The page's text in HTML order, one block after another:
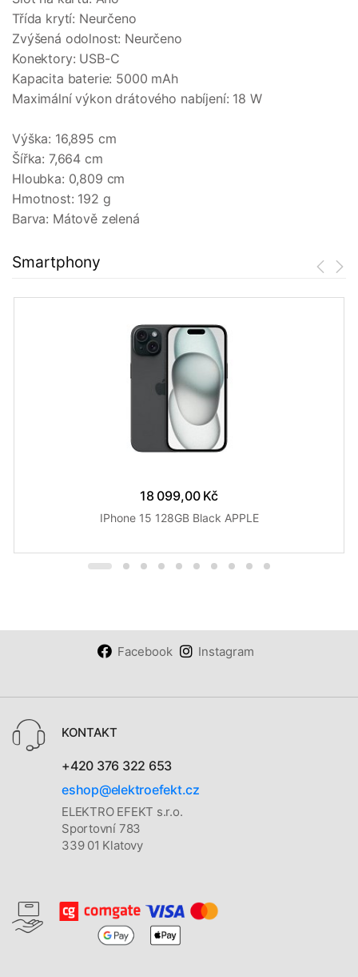
Třída krytí: Neurčeno
Zvýšená odolnost: Neurčeno
Konektory: USB-C
Kapacita baterie: 5000 mAh
Maximální výkon drátového nabíjení: 18 W
Výška: 16,895 cm
Šířka: 7,664 cm
Hloubka: 0,809 cm
Hmotnost: 192 g
Barva: Mátově zelená
Smartphony
18 099,00 Kč
IPhone 15 128GB Black APPLE
Facebook Instagram
KONTAKT
+420 376 322 653
eshop@elektroefekt.cz
ELEKTRO EFEKT s.r.o.
Sportovní 783
339 01 Klatovy